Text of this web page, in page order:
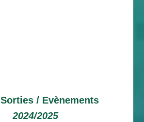
Sorties / Evènements
2024/2025